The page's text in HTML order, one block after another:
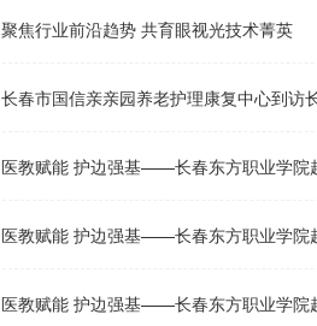
聚焦行业前沿趋势 共育眼视光技术菁英
长春市国信亲亲园养老护理康复中心到访
医教赋能 护边强基——长春东方职业学院
医教赋能 护边强基——长春东方职业学院
医教赋能 护边强基——长春东方职业学院